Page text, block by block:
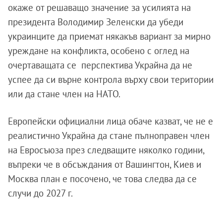
окаже от решаващо значение за усилията на
президента Володимир Зеленски да убеди
украинците да приемат някакъв вариант за мирно
уреждане на конфликта, особено с оглед на
очертаващата се перспектива Украйна да не
успее да си върне контрола върху свои територии
или да стане член на НАТО.
Европейски официални лица обаче казват, че не е
реалистично Украйна да стане пълноправен член
на Евросъюза през следващите няколко години,
въпреки че в обсъждания от Вашингтон, Киев и
Москва план е посочено, че това следва да се
случи до 2027 г.